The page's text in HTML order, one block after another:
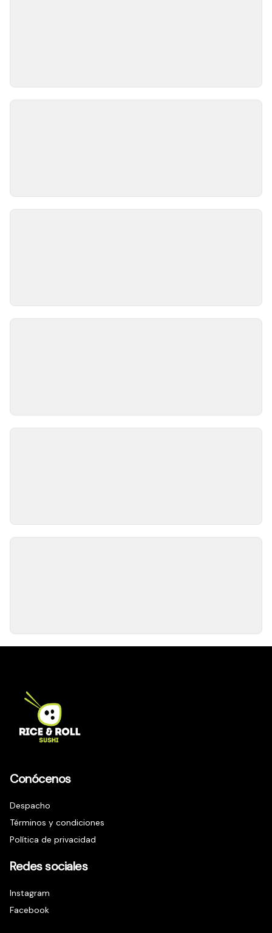
Conócenos
Despacho
Términos y condiciones
Política de privacidad
Redes sociales
Instagram
Facebook